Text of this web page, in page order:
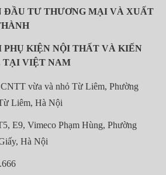
ĐẦU TƯ THƯƠNG MẠI VÀ XUẤT
PHỤ KIỆN NỘI THẤT VÀ KIẾN
TẠI VIỆT NAM
vừa và nhỏ Từ Liêm, Phường
Liêm, Hà Nội
E9, Vimeco Phạm Hùng, Phường
Hà Nội